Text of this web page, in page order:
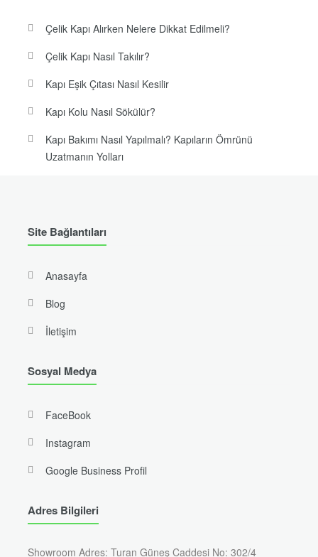
Çelik Kapı Alırken Nelere Dikkat Edilmeli?
Çelik Kapı Nasıl Takılır?
Kapı Eşik Çıtası Nasıl Kesilir
Kapı Kolu Nasıl Sökülür?
Kapı Bakımı Nasıl Yapılmalı? Kapıların Ömrünü
Uzatmanın Yolları
Site Bağlantıları
Anasayfa
Blog
İletişim
Sosyal Medya
FaceBook
Instagram
Google Business Profil
Adres Bilgileri
Showroom Adres: Turan Güneş Caddesi No: 302/4